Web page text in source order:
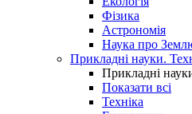
Фізика
Астрономія
Наука про
Прикладні науки.
Прикладні
Показати всі
Техніка